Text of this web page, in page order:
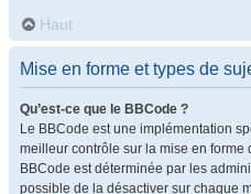
Haut
Mise en forme et types de
Qu’est-ce que le BBCode ?
Le BBCode est une implémentation
meilleur contrôle sur la mise en forme
BBCode est déterminée par les
possible de la désactiver sur chaque